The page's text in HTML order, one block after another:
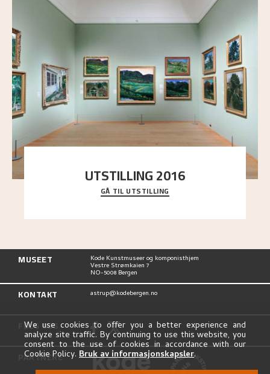
UTSTILLING 2016
En komplett oversikt over Nikolai Astrups
utstillinger, fra debuten i 1900 og frem til i dag.
GÅ TIL UTSTILLING
MUSEET Kode Kunstmuseer og komponisthjem
Vestre Strømkaien 7
NO-5008 Bergen
KONTAKT astrup@kodebergen.no
FØLG OSS
PARTNERE
We use cookies to offer you a better experience and
analyze site traffic. By continuing to use this website, you
consent to the use of cookies in accordance with our
Cookie Policy. Bruk av informasjonskapsler.